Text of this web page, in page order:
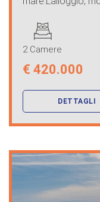
2 Camere
€ 420.000
DETTAGLI